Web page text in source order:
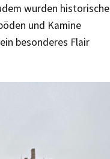
wurden historische
und Kamine
besonderes Flair